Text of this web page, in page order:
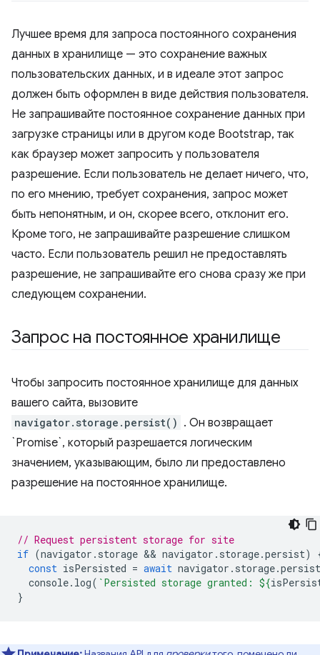
Лучшее время для запроса постоянного сохранения
данных в хранилище — это сохранение важных
пользовательских данных, и в идеале этот запрос
должен быть оформлен в виде действия пользователя.
Не запрашивайте постоянное сохранение данных при
загрузке страницы или в другом коде Bootstrap, так
как браузер может запросить у пользователя
разрешение. Если пользователь не делает ничего, что,
по его мнению, требует сохранения, запрос может
быть непонятным, и он, скорее всего, отклонит его.
Кроме того, не запрашивайте разрешение слишком
часто. Если пользователь решил не предоставлять
разрешение, не запрашивайте его снова сразу же при
следующем сохранении.
Запрос на постоянное хранилище
Чтобы запросить постоянное хранилище для данных
вашего сайта, вызовите
navigator.storage.persist() . Он возвращает
`Promise`, который разрешается логическим
значением, указывающим, было ли предоставлено
разрешение на постоянное хранилище.
// Request persistent storage for site
if (navigator . storage && navigator . storage.persist)
const isPersisted = await navigator . storage.persist
console. log( `Persisted storage granted: ${
}